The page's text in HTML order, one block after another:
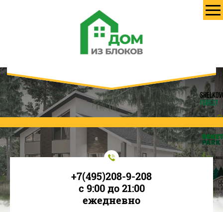
+7(495)208-9-208
с 9:00 до 21:00
ежедневно